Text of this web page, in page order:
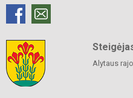
Alytaus